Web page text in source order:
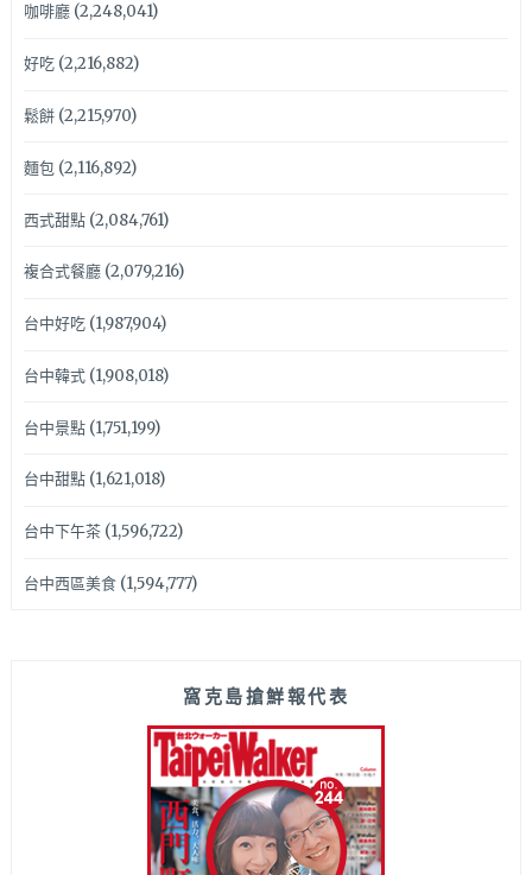
咖啡廳(2,248,041)
好吃(2,216,882)
鬆餅(2,215,970)
麵包(2,116,892)
西式甜點(2,084,761)
複合式餐廳(2,079,216)
台中好吃(1,987,904)
台中韓式(1,908,018)
台中景點(1,751,199)
台中甜點(1,621,018)
台中下午茶(1,596,722)
台中西區美食(1,594,777)
窩克島搶鮮報代表